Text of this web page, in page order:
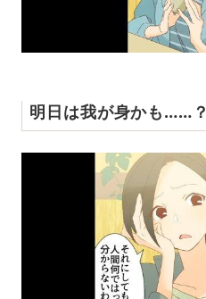
明日は我が身かも……？